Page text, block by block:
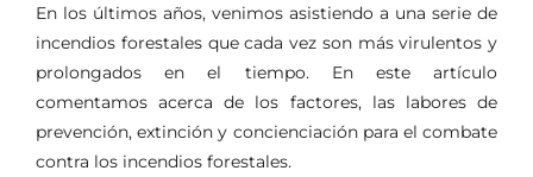
En los últimos años, venimos asistiendo a una serie de
incendios forestales que cada vez son más virulentos y
prolongados en el tiempo. En este artículo
comentamos acerca de los factores, las labores de
prevención, extinción y concienciación para el combate
contra los incendios forestales.